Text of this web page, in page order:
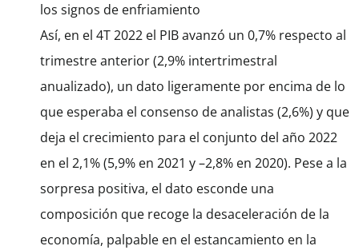
los signos de enfriamiento
Así, en el 4T 2022 el PIB avanzó un 0,7% respecto al
trimestre anterior (2,9% intertrimestral
anualizado), un dato ligeramente por encima de lo
que esperaba el consenso de analistas (2,6%) y que
deja el crecimiento para el conjunto del año 2022
en el 2,1% (5,9% en 2021 y –2,8% en 2020). Pese a la
sorpresa positiva, el dato esconde una
composición que recoge la desaceleración de la
economía, palpable en el estancamiento en la